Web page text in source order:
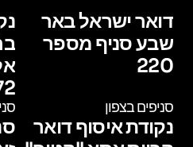
דואר ישראל באר
שבע סניף מספר
220
סניפים בצפון
נקודת איסוף דואר